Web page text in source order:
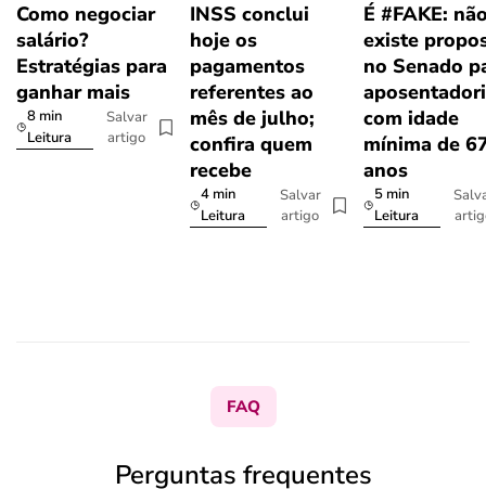
Como negociar
salário?
Estratégias para
ganhar mais
8 min
Leitura
Salvar
artigo
INSS conclui
hoje os
pagamentos
referentes ao
mês de julho;
confira quem
recebe
4 min
Leitura
Salvar
artigo
É #FAKE:
existe
no Senado
com idade
mínima de
anos
5 min
Leitura
FAQ
Perguntas frequentes